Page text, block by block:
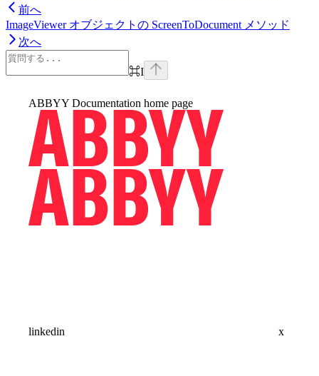
前へ
ImageViewer オブジェクトの ScreenToDocument メソッド
次へ
⌘I
ABBYY Documentation home page
linkedin x